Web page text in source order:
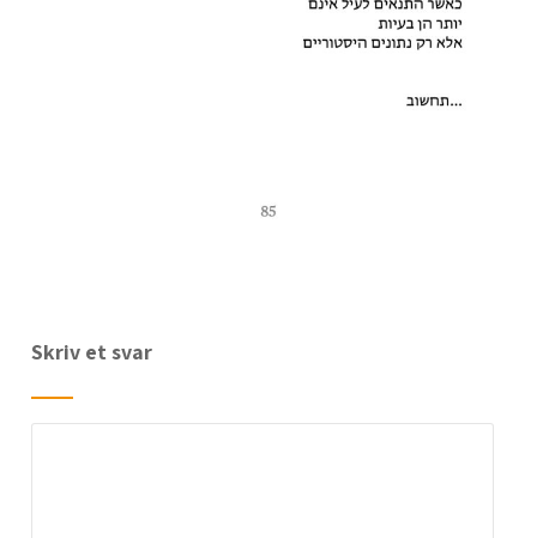
Skriv et svar